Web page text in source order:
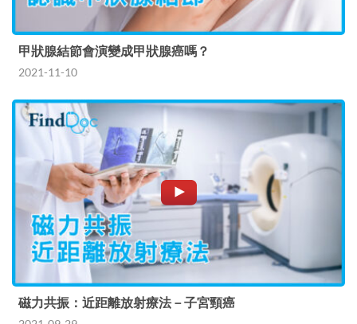
甲狀腺結節會演變成甲狀腺癌嗎？
2021-11-10
磁力共振：近距離放射療法－子宮頸癌